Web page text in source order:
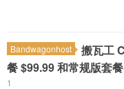
Bandwagonhost
搬瓦工
餐 $99.99 和常规版套
1